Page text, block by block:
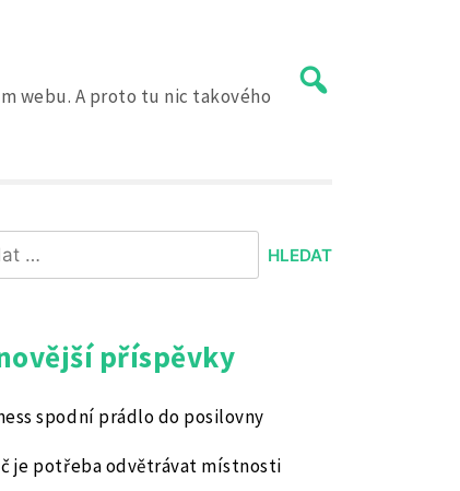
webu. A proto tu nic takového
příspěvky
spodní prádlo do posilovny
je potřeba odvětrávat místnosti